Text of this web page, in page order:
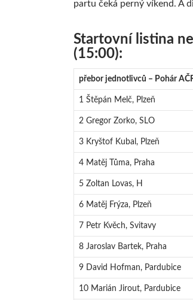
partu čeká perný víkend. A
Startovní listina
(15:00):
přebor jednotlivců – Pohár
1 Štěpán Melč, Plzeň
2 Gregor Zorko, SLO
3 Kryštof Kubal, Plzeň
4 Matěj Tůma, Praha
5 Zoltan Lovas, H
6 Matěj Frýza, Plzeň
7 Petr Kvěch, Svitavy
8 Jaroslav Bartek, Praha
9 David Hofman, Pardubice
10 Marián Jirout, Pardubice